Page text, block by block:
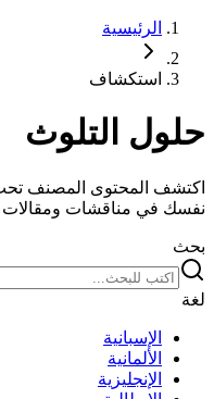
الرئيسية
استكشاف
حلول التلوث
اكتشف المحتوى المصنف
نفسك في مناقشات
بحث
لغة
الإسبانية
الألمانية
الإنجليزية